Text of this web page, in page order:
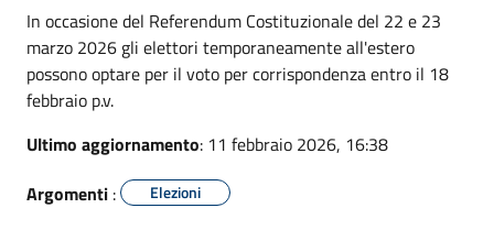
In occasione del Referendum Costituzionale del 22 e 23
marzo 2026 gli elettori temporaneamente all'estero
possono optare per il voto per corrispondenza entro il 18
febbraio p.v.
Ultimo aggiornamento: 11 febbraio 2026, 16:38
Argomenti : Elezioni